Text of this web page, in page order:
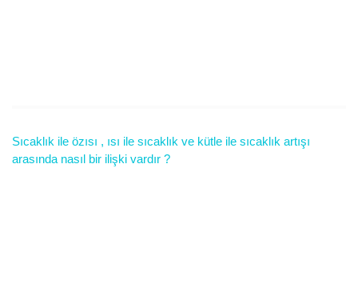
Sıcaklık ile özısı , ısı ile sıcaklık ve kütle ile sıcaklık artışı
arasında nasıl bir ilişki vardır ?